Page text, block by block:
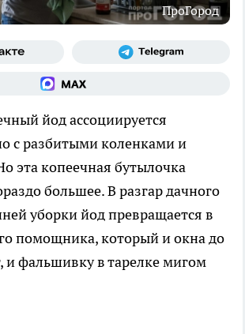
ПроГород
йод ассоциируется
с разбитыми коленками и
эта копеечная бутылочка
большее. В разгар дачного
уборки йод превращается в
помощника, который и окна до
и фальшивку в тарелке мигом